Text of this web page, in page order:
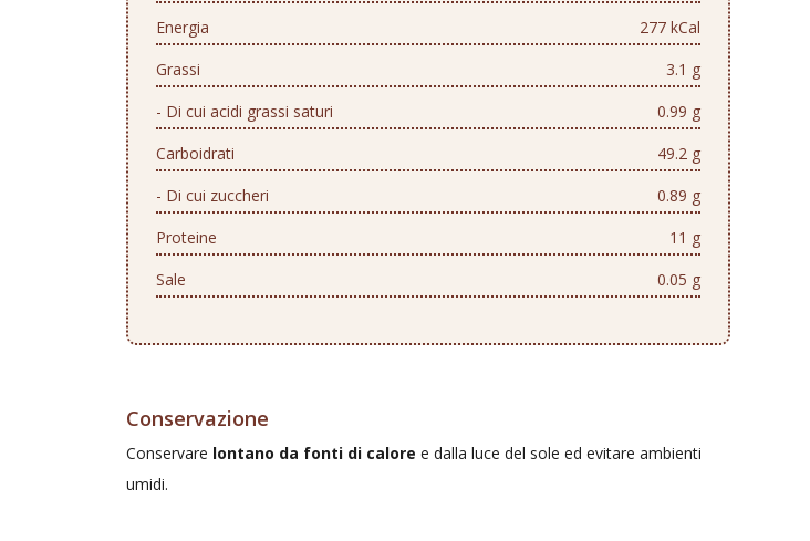
Energia
277 kCal
Grassi
3.1 g
- Di cui acidi grassi saturi
0.99 g
Carboidrati
49.2 g
- Di cui zuccheri
0.89 g
Proteine
11 g
Sale
0.05 g
Conservazione
Conservare lontano da fonti di calore e dalla luce del sole ed evitare ambienti
umidi.